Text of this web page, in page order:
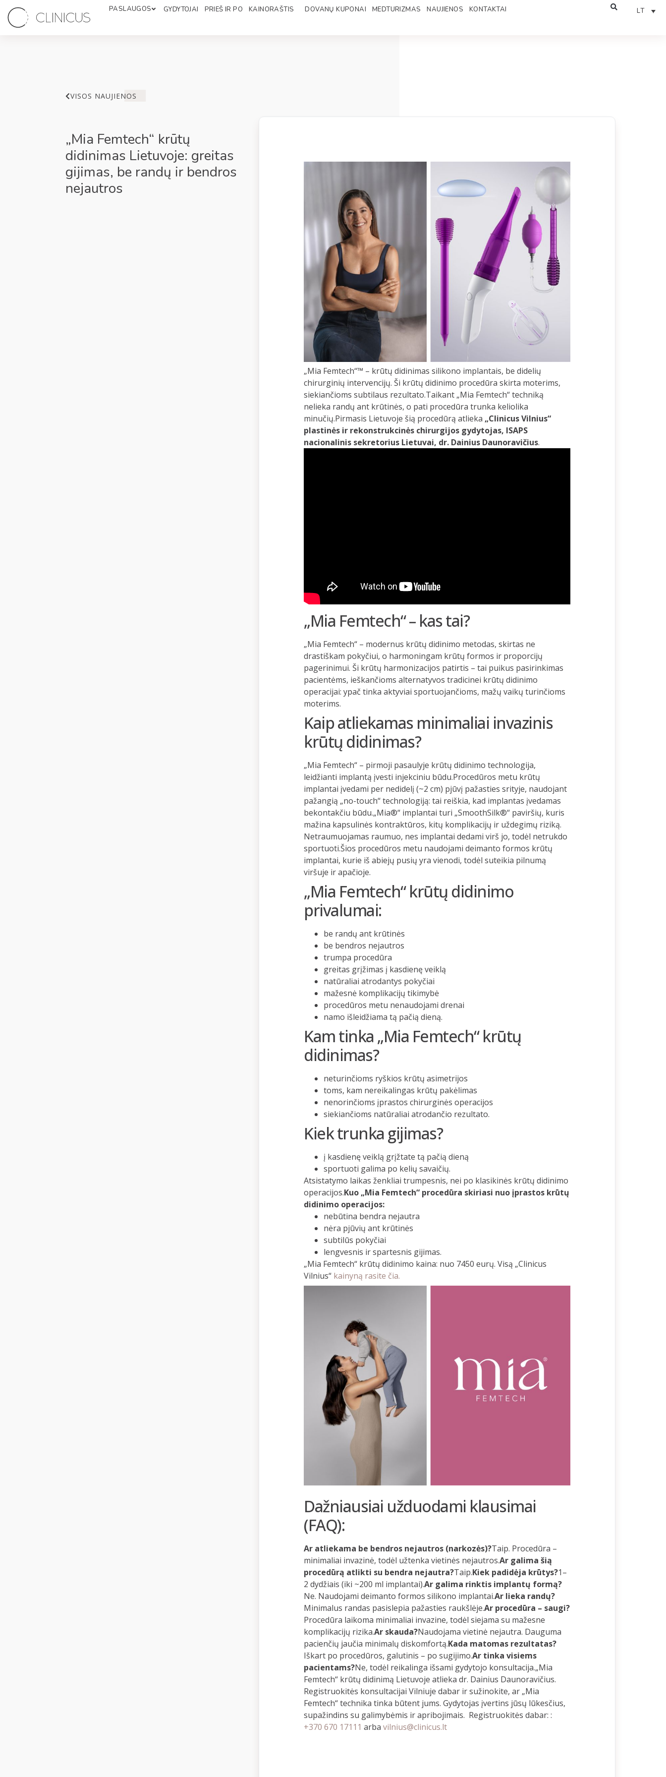
PASLAUGOS GYDYTOJAI PRIEŠ IR PO KAINORAŠTIS DOVANŲ KUPONAI MEDTURIZMAS NAUJIENOS KONTAKTAI LT
VISOS NAUJIENOS
„Mia Femtech“ krūtų
didinimas Lietuvoje: greitas
gijimas, be randų ir bendros
nejautros
„Mia Femtech“™ – krūtų didinimas silikono implantais, be didelių
chirurginių intervencijų. Ši krūtų didinimo procedūra skirta moterims,
siekiančioms subtilaus rezultato.Taikant „Mia Femtech“ techniką
nelieka randų ant krūtinės, o pati procedūra trunka keliolika
minučių.Pirmasis Lietuvoje šią procedūrą atlieka „Clinicus Vilnius“
plastinės ir rekonstrukcinės chirurgijos gydytojas, ISAPS
nacionalinis sekretorius Lietuvai, dr. Dainius Daunoravičius.
„Mia Femtech“ – kas tai?
„Mia Femtech“ – modernus krūtų didinimo metodas, skirtas ne
drastiškam pokyčiui, o harmoningam krūtų formos ir proporcijų
pagerinimui. Ši krūtų harmonizacijos patirtis – tai puikus pasirinkimas
pacientėms, ieškančioms alternatyvos tradicinei krūtų didinimo
operacijai: ypač tinka aktyviai sportuojančioms, mažų vaikų turinčioms
moterims.
Kaip atliekamas minimaliai invazinis
krūtų didinimas?
„Mia Femtech“ – pirmoji pasaulyje krūtų didinimo technologija,
leidžianti implantą įvesti injekciniu būdu.Procedūros metu krūtų
implantai įvedami per nedidelį (~2 cm) pjūvį pažasties srityje, naudojant
pažangią „no-touch“ technologiją: tai reiškia, kad implantas įvedamas
bekontakčiu būdu.„Mia®“ implantai turi „SmoothSilk®“ paviršių, kuris
mažina kapsulinės kontraktūros, kitų komplikacijų ir uždegimų riziką.
Netraumuojamas raumuo, nes implantai dedami virš jo, todėl netrukdo
sportuoti.Šios procedūros metu naudojami deimanto formos krūtų
implantai, kurie iš abiejų pusių yra vienodi, todėl suteikia pilnumą
viršuje ir apačioje.
„Mia Femtech“ krūtų didinimo
privalumai:
be randų ant krūtinės
be bendros nejautros
trumpa procedūra
greitas grįžimas į kasdienę veiklą
natūraliai atrodantys pokyčiai
mažesnė komplikacijų tikimybė
procedūros metu nenaudojami drenai
namo išleidžiama tą pačią dieną.
Kam tinka „Mia Femtech“ krūtų
didinimas?
neturinčioms ryškios krūtų asimetrijos
toms, kam nereikalingas krūtų pakėlimas
nenorinčioms įprastos chirurginės operacijos
siekiančioms natūraliai atrodančio rezultato.
Kiek trunka gijimas?
į kasdienę veiklą grįžtate tą pačią dieną
sportuoti galima po kelių savaičių.
Atsistatymo laikas ženkliai trumpesnis, nei po klasikinės krūtų didinimo
operacijos.Kuo „Mia Femtech“ procedūra skiriasi nuo įprastos krūtų
didinimo operacijos:
nebūtina bendra nejautra
nėra pjūvių ant krūtinės
subtilūs pokyčiai
lengvesnis ir spartesnis gijimas.
„Mia Femtech“ krūtų didinimo kaina: nuo 7450 eurų. Visą „Clinicus
Vilnius“ kainyną rasite čia.
Dažniausiai užduodami klausimai
(FAQ):
Ar atliekama be bendros nejautros (narkozės)?Taip. Procedūra –
minimaliai invazinė, todėl užtenka vietinės nejautros.Ar galima šią
procedūrą atlikti su bendra nejautra?Taip.Kiek padidėja krūtys?1–
2 dydžiais (iki ~200 ml implantai).Ar galima rinktis implantų formą?
Ne. Naudojami deimanto formos silikono implantai.Ar lieka randų?
Minimalus randas pasislepia pažasties raukšlėje.Ar procedūra – saugi?
Procedūra laikoma minimaliai invazine, todėl siejama su mažesne
komplikacijų rizika.Ar skauda?Naudojama vietinė nejautra. Dauguma
pacienčių jaučia minimalų diskomfortą.Kada matomas rezultatas?
Iškart po procedūros, galutinis – po sugijimo.Ar tinka visiems
pacientams?Ne, todėl reikalinga išsami gydytojo konsultacija.„Mia
Femtech“ krūtų didinimą Lietuvoje atlieka dr. Dainius Daunoravičius.
Registruokitės konsultacijai Vilniuje dabar ir sužinokite, ar „Mia
Femtech“ technika tinka būtent jums. Gydytojas įvertins jūsų lūkesčius,
supažindins su galimybėmis ir apribojimais. Registruokitės dabar: :
+370 670 17111 arba vilnius@clinicus.lt